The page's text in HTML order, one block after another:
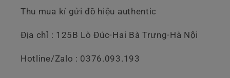
Thu mua kí gửi đồ hiệu authentic
Địa chỉ : 125B Lò Đúc-Hai Bà Trưng-Hà Nội
Hotline/Zalo : 0376.093.193